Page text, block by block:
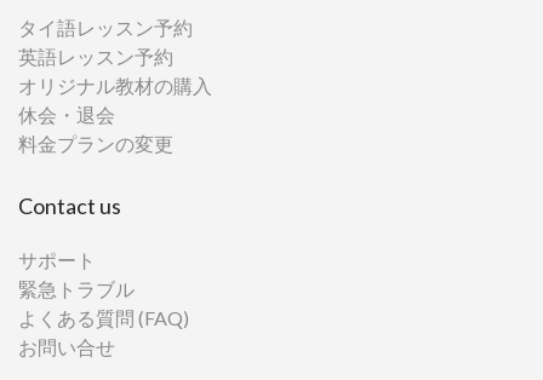
タイ語レッスン予約
英語レッスン予約
オリジナル教材の購入
休会・退会
料金プランの変更
Contact us
サポート
緊急トラブル
よくある質問 (FAQ)
お問い合せ